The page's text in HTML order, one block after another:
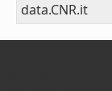
data.CNR.it